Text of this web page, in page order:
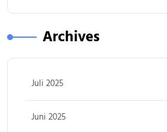
Archives
Juli 2025
Juni 2025